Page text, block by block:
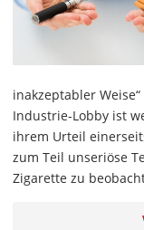
inakzeptabler
Industrie-Lobby ist
ihrem Urteil
zum Teil unseriöse
Zigarette zu